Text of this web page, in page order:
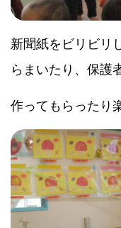
新聞紙をビリビリ
らまいたり、保護
作ってもらったり